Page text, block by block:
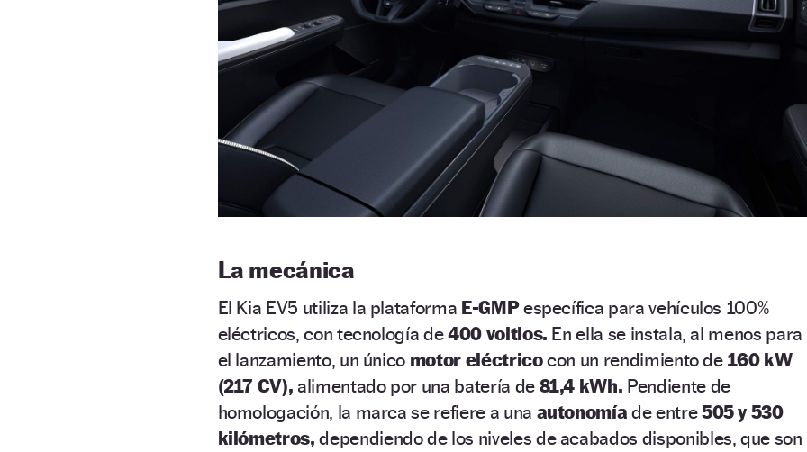
La mecánica
El Kia EV5 utiliza la plataforma E-GMPespecífica para vehículos 100%
eléctricos, con tecnología de400 voltios. En ella se instala, al menos para
el lanzamiento, un único motor eléctricocon un rendimiento de 160 kW
(217 CV),alimentado por una batería de81,4 kWh. Pendiente de
homologación, la marca se refiere a una autonomía de entre505 y 530
kilómetros,dependiendo de los niveles de acabados disponibles, que son